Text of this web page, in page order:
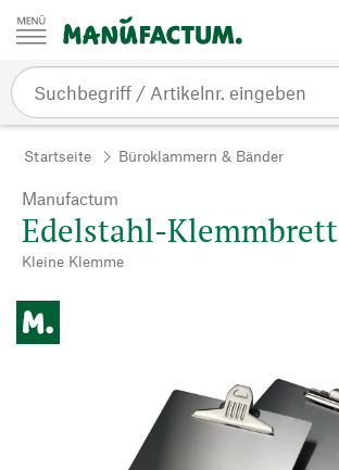
Zum Inhalt springen
Startseite Büroklammern & Bänder
Manufactum
Edelstahl-Klemmbrett
Kleine Klemme